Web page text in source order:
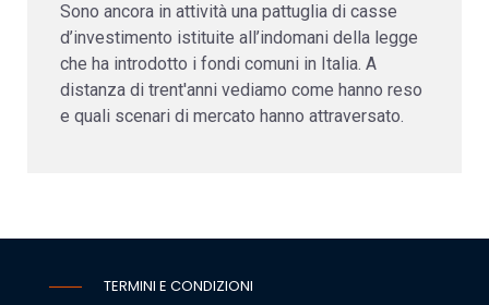
Sono ancora in attività una pattuglia di casse
d’investimento istituite all’indomani della legge
che ha introdotto i fondi comuni in Italia. A
distanza di trent'anni vediamo come hanno reso
e quali scenari di mercato hanno attraversato.
TERMINI E CONDIZIONI